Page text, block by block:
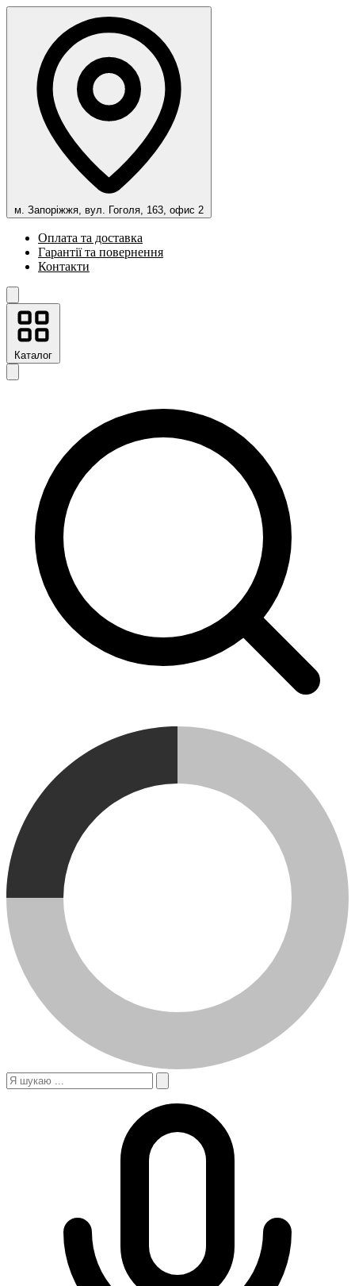
м. Запоріжжя, вул. Гоголя, 163, офис 2
Оплата та доставка
Гарантії та повернення
Контакти
Каталог